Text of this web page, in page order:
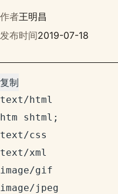
作者王明昌
发布时间2019-07-18
复制
text/html
htm shtml;
text/css
text/xml
image/gif
image/jpeg